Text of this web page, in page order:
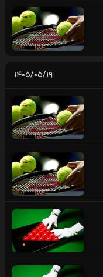
۱۴۰۵/۰۵/۱۹